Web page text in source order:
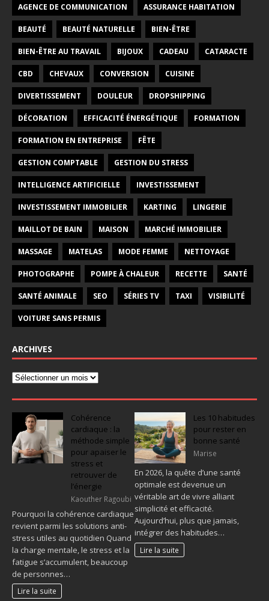
AGENCE DE COMMUNICATION ASSURANCE HABITATION
BEAUTÉ BEAUTÉ NATURELLE BIEN-ÊTRE
BIEN-ÊTRE AU TRAVAIL BIJOUX CADEAU CATARACTE
CBD CHEVAUX CONVERSION CUISINE
DIVERTISSEMENT DOULEUR DROPSHIPPING
DÉCORATION EFFICACITÉ ÉNERGÉTIQUE FORMATION
FORMATION EN ENTREPRISE FÊTE
GESTION COMPTABLE GESTION DU STRESS
INTELLIGENCE ARTIFICIELLE INVESTISSEMENT
INVESTISSEMENT IMMOBILIER KARTING LINGERIE
MAILLOT DE BAIN MAISON MARCHÉ IMMOBILIER
MASSAGE MATELAS MODE FEMME NETTOYAGE
PHOTOGRAPHE POMPE À CHALEUR RECETTE SANTÉ
SANTÉ ANIMALE SEO SÉRIES TV TAXI VISIBILITÉ
VOITURE SANS PERMIS
ARCHIVES
Cohérence
cardiaque : la
méthode simple
pour apaiser le
stress et
retrouver de
l’énergie
Kaouther Ragoubi
Pourquoi la cohérence cardiaque
revient parmi les solutions anti-
stress utiles au quotidien Quand
la charge mentale, le stress et la
fatigue s’accumulent, beaucoup
de personnes…
Lire la suite
Les 10 habitudes
pour rester en
bonne santé
Marise
En 2026, la quête d’une santé
optimale est devenue un
véritable art de vivre alliant
simplicité et efficacité.
Aujourd’hui, plus que jamais,
intégrer des habitudes…
Lire la suite